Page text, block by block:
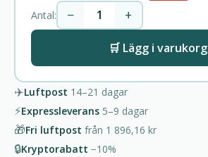
Antal: − +
🛒 Lägg i varukorg
✈️Luftpost 14–21 dagar
⚡Expressleverans 5–9 dagar
🎁Fri luftpost från 1 896,16 kr
🔒Kryptorabatt −10%